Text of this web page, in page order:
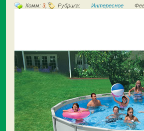
Комм: 3, Рубрика: Интересное